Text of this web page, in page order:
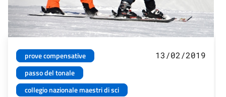
prove compensative
passo del tonale
collegio nazionale maestri di sci
13/02/2019